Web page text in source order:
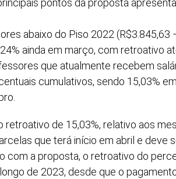
pontos da proposta
abaixo do Piso 2022 (R$3.845,63
ainda em março, com retroativo
que atualmente recebem
cumulativos, sendo 15,03%
retroativo de 15,03%, relativo aos
que terá início em abril e deve
com a proposta, o retroativo do
de 2023, desde que o